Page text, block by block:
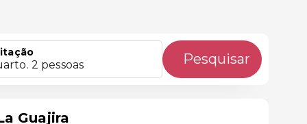
2 pessoas Pesquisar
Guajira